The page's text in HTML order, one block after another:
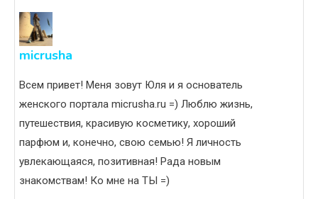
micrusha
Всем привет! Меня зовут Юля и я основатель
женского портала micrusha.ru =) Люблю жизнь,
путешествия, красивую косметику, хороший
парфюм и, конечно, свою семью! Я личность
увлекающаяся, позитивная! Рада новым
знакомствам! Ко мне на ТЫ =)